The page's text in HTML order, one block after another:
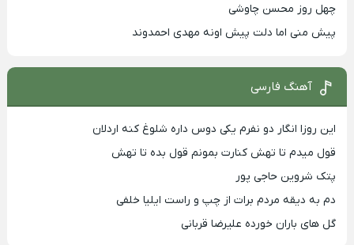
چهل روز محسن چاوشی
پیش منی اما دلت پیش اونه مهدی احمدوند
آهنگ فارسی
این روزا انگار دو نفرم یکی دوس داره شلوغ کنه اردلان
قول میدم تا تهش کنارت بمونم قول بده تا تهش
پتک شروین حاجی پور
دم به دیقه مردم برات از چپ و راست ایلیا خلفی
گل های باران خورده علیرضا قربانی